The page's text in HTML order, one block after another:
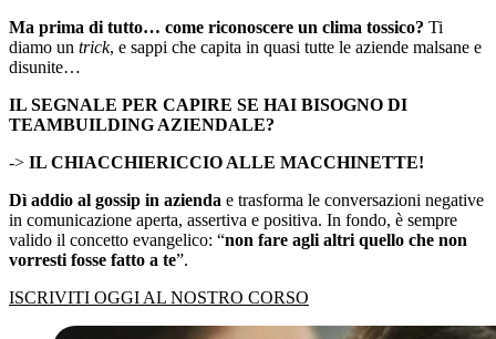
Ma prima di tutto… come riconoscere un clima tossico? Ti
diamo un trick, e sappi che capita in quasi tutte le aziende malsane e
disunite…
IL SEGNALE PER CAPIRE SE HAI BISOGNO DI
TEAMBUILDING AZIENDALE?
-> IL CHIACCHIERICCIO ALLE MACCHINETTE!
Dì addio al gossip in azienda e trasforma le conversazioni negative
in comunicazione aperta, assertiva e positiva. In fondo, è sempre
valido il concetto evangelico: “non fare agli altri quello che non
vorresti fosse fatto a te”.
ISCRIVITI OGGI AL NOSTRO CORSO